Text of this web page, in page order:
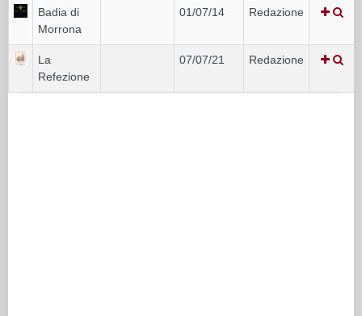
Badia di
Morrona
01/07/14 Redazione
La
Refezione
07/07/21 Redazione